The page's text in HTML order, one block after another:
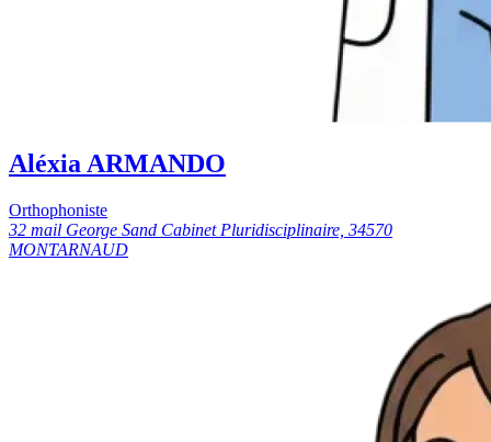
Aléxia ARMANDO
Orthophoniste
32 mail George Sand Cabinet Pluridisciplinaire, 34570
MONTARNAUD